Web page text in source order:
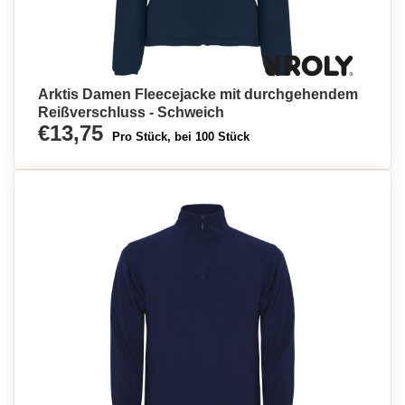
Arktis Damen Fleecejacke mit durchgehendem
Reißverschluss - Schweich
€13,75 Pro Stück, bei 100 Stück